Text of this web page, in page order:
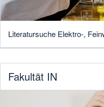
Literatursuche Elektro-,
Fakultät IN